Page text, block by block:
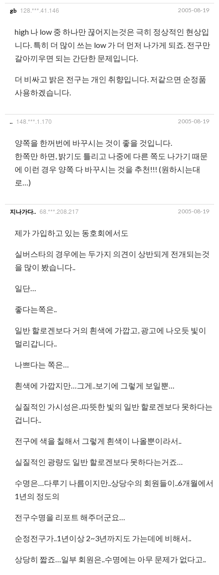
gb 128.***.41.146 2005-08-19
high 나 low 중 하나만 끊어지는것은 극히 정상적인 현상입
니다. 특히 더 많이 쓰는 low 가 더 먼저 나가게 되죠. 전구만
갈아끼우면 되는 간단한 문제입니다.
더 비싸고 밝은 전구는 개인 취향입니다. 저같으면 순정품
사용하겠습니다.
.. 148.***.1.170 2005-08-19
양쪽을 한꺼번에 바꾸시는 것이 좋을 것입니다.
한쪽만 하면, 밝기도 틀리고 나중에 다른 쪽도 나가기 때문
에 이런 경우 양쪽 다 바꾸시는 것을 추천!!! (원하시는대
로…)
지나가다.. 68.***.208.217 2005-08-19
제가 가입하고 있는 동호회에서도
실버스타의 경우에는 두가지 의견이 상반되게 전개되는것
을 많이 봤습니다..
일단…
좋다는쪽은..
일반 할로겐보다 거의 흰색에 가깝고, 광고에 나오듯 빛이
멀리갑니다..
나쁘다는 쪽은…
흰색에 가깝지만…그게..보기에 그렇게 보일뿐…
실질적인 가시성은..따뜻한 빛의 일반 할로겐보다 못하다는
겁니다..
전구에 색을 칠해서 그렇게 흰색이 나올뿐이라서..
실질적인 광량도 일반 할로겐보다 못하다는거죠…
수명은…다루기 나름이지만..상당수의 회원들이..6개월에서
1년의 정도의
전구수명을 리포트 해주더군요…
순정전구가..1년이상 2~3년까지도 가는데에 비해서..
상당히 짧죠…일부 회원은..수명에는 아무 문제가 없다고..